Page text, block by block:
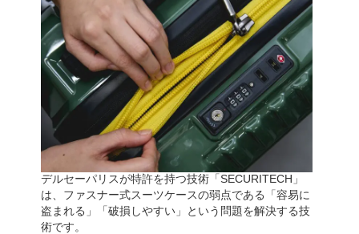
デルセーパリスが特許を持つ技術「SECURITECH」
は、ファスナー式スーツケースの弱点である「容易に
盗まれる」「破損しやすい」という問題を解決する技
術です。